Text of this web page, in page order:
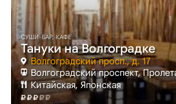
СУШИ-БАР, КАФЕ
Тануки на Волгоградке
Волгоградский просп., д. 17
Волгоградский проспект,
Китайская, Японская